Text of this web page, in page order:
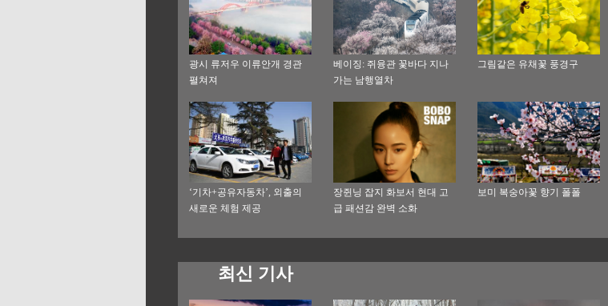
광시 류저우 이류안개 경관
펼쳐져
베이징: 쥐융관 꽃바다 지나
가는 남행열차
그림같은 유채꽃 풍경구
‘기차+공유자동차’, 외출의
새로운 체험 제공
장쥔닝 잡지 화보서 현대 고
급 패션감 완벽 소화
보미 복숭아꽃 향기 폴폴
최신 기사